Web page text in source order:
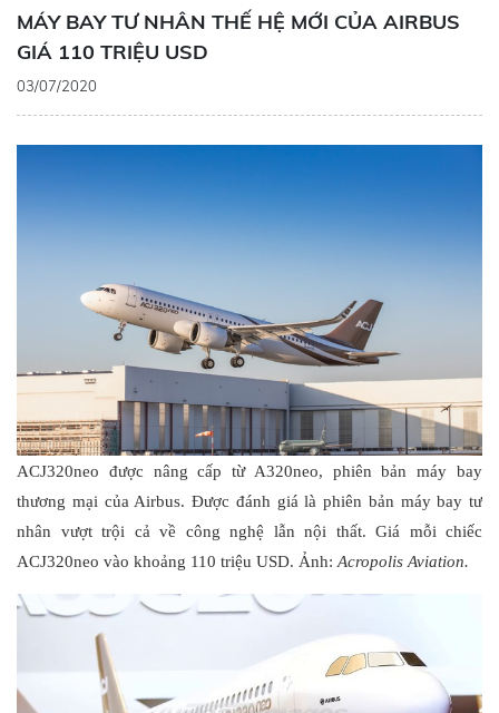
MÁY BAY TƯ NHÂN THẾ HỆ MỚI CỦA AIRBUS
GIÁ 110 TRIỆU USD
03/07/2020
ACJ320neo được nâng cấp từ A320neo, phiên bản máy bay
thương mại của Airbus. Được đánh giá là phiên bản máy bay tư
nhân vượt trội cả về công nghệ lẫn nội thất. Giá mỗi chiếc
ACJ320neo vào khoảng 110 triệu USD. Ảnh: Acropolis Aviation.